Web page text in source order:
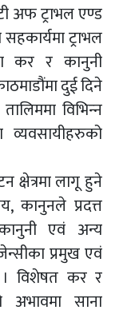
अफ ट्राभल एण्ड
ट्राभल
कर र कानुनी
दुई दिने
विभिन्‍न
क्षेत्रमा लागू हुने
कानुनले प्रदत्त
एवं अन्य
प्रमुख एवं
। विशेषत कर र
अभावमा साना